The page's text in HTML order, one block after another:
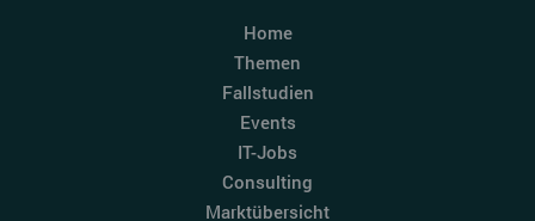
Home
Themen
Fallstudien
Events
IT-Jobs
Consulting
Marktübersicht